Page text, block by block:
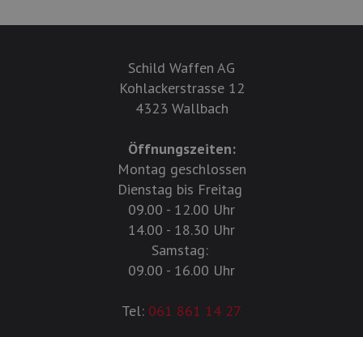
Schild Waffen AG
Kohlackerstrasse 12
4323 Wallbach
Öffnungszeiten:
Montag geschlossen
Dienstag bis Freitag
09.00 - 12.00 Uhr
14.00 - 18.30 Uhr
Samstag:
09.00 - 16.00 Uhr
Tel: 061 861 14 27